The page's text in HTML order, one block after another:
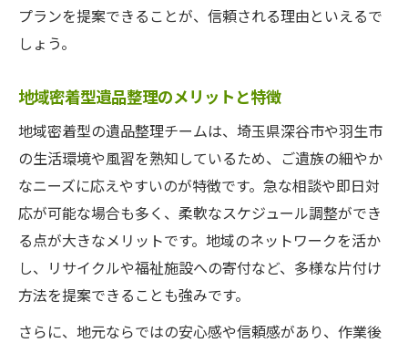
プランを提案できることが、信頼される理由といえるで
しょう。
地域密着型遺品整理のメリットと特徴
地域密着型の遺品整理チームは、埼玉県深谷市や羽生市
の生活環境や風習を熟知しているため、ご遺族の細やか
なニーズに応えやすいのが特徴です。急な相談や即日対
応が可能な場合も多く、柔軟なスケジュール調整ができ
る点が大きなメリットです。地域のネットワークを活か
し、リサイクルや福祉施設への寄付など、多様な片付け
方法を提案できることも強みです。
さらに、地元ならではの安心感や信頼感があり、作業後